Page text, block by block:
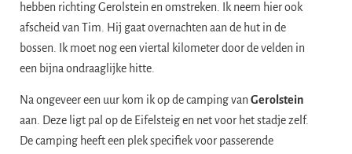
hebben richting Gerolstein en omstreken. Ik neem hier ook
afscheid van Tim. Hij gaat overnachten aan de hut in de
bossen. Ik moet nog een viertal kilometer door de velden in
een bijna ondraaglijke hitte.
Na ongeveer een uur kom ik op de camping van Gerolstein
aan. Deze ligt pal op de Eifelsteig en net voor het stadje zelf.
De camping heeft een plek specifiek voor passerende